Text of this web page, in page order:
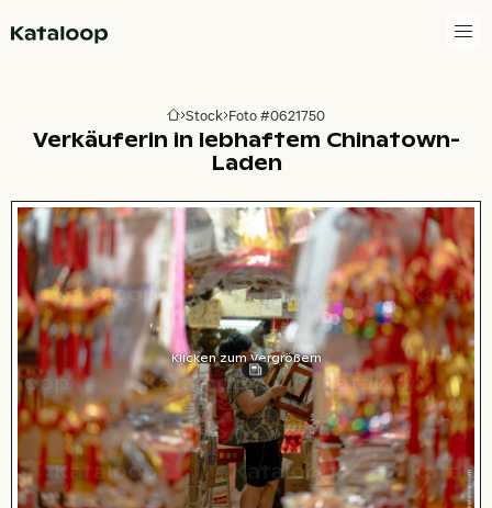
Zur Homepage
Stock Foto #0621750
Verkäuferin in lebhaftem Chinatown-
Laden
Klicken zum Vergrößern